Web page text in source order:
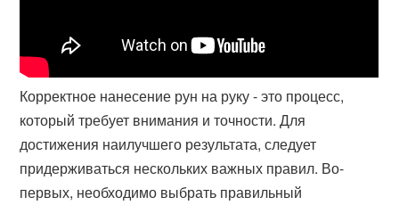
Корректное нанесение рун на руку - это процесс,
который требует внимания и точности. Для
достижения наилучшего результата, следует
придерживаться нескольких важных правил. Во-
первых, необходимо выбрать правильный